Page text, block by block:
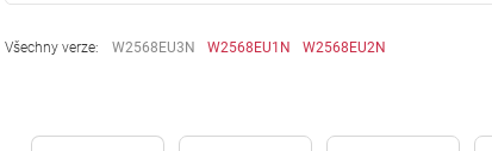
Všechny verze: W2568EU3N W2568EU1N
W2568EU2N